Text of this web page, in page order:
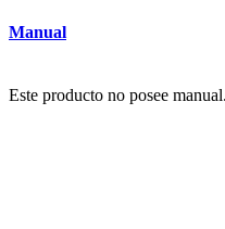
Manual
Este producto no posee manual.